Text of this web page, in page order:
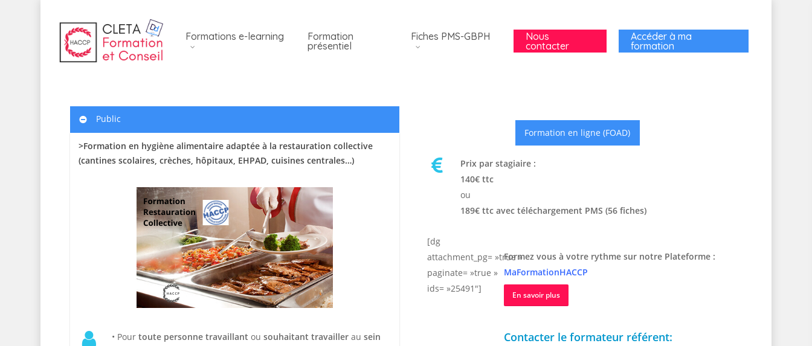
Formations e-learning
Formation
présentiel
Fiches PMS-GBPH
Nous
contacter
Accéder à ma
formation
Public
>Formation en hygiène alimentaire adaptée à la restauration collective
(cantines scolaires, crèches, hôpitaux, EHPAD, cuisines centrales…)
• Pour toute personne travaillant ou souhaitant travailler au sein
Formation en ligne (FOAD)
Prix par stagiaire :
140€ ttc
ou
189€ ttc avec téléchargement PMS (56 fiches)
[dg
attachment_pg= »true »
paginate= »true »
ids= »25491″]
Formez vous à votre rythme sur notre Plateforme :
MaFormationHACCP
En savoir plus
Contacter le formateur référent: